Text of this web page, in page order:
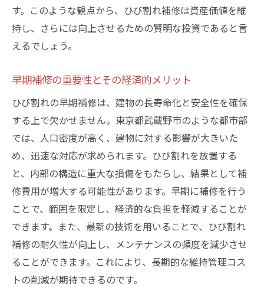
家族の安全を守るための具体策
定期的なメンテナンスで維持する安心感
近隣住民との協力で実現する安全環境
ひび割れを防ぐための日々の心掛け
武蔵野市でのひび割れ問題を未然に防ぐプロの
アドバイス
専門家が教えるひび割れ予防のコツ
未来のひび割れを防ぐための建材選び
施工初期段階での注意点とその意義
武蔵野市の自然災害に備えた設計ポイント
長期的に見たひび割れ対策の計画立案
住環境を守るための地域連携の重要性
す。このような観点から、ひび割れ補修は資産価値を維
持し、さらには向上させるための賢明な投資であると言
えるでしょう。
早期補修の重要性とその経済的メリット
ひび割れの早期補修は、建物の長寿命化と安全性を確保
する上で欠かせません。東京都武蔵野市のような都市部
では、人口密度が高く、建物に対する影響が大きいた
め、迅速な対応が求められます。ひび割れを放置する
と、内部の構造に重大な損傷をもたらし、結果として補
修費用が増大する可能性があります。早期に補修を行う
ことで、範囲を限定し、経済的な負担を軽減することが
できます。また、最新の技術を用いることで、ひび割れ
補修の耐久性が向上し、メンテナンスの頻度を減少させ
ることができます。これにより、長期的な維持管理コス
トの削減が期待できるのです。